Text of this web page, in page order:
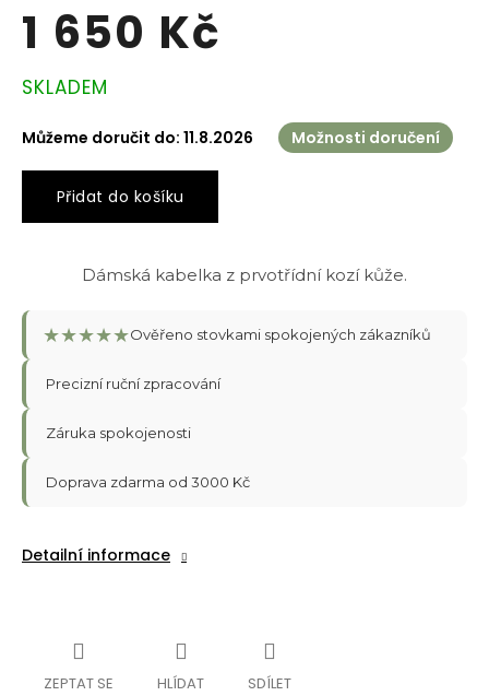
1 650 Kč
Měrná
cena:
SKLADEM
Můžeme doručit do: 11.8.2026 Možnosti doručení
Přidat do košíku
Dámská kabelka z prvotřídní kozí kůže.
★★★★★Ověřeno stovkami spokojených zákazníků
Precizní ruční zpracování
Záruka spokojenosti
Doprava zdarma od 3000 Kč
Detailní informace
ZEPTAT SE HLÍDAT SDÍLET